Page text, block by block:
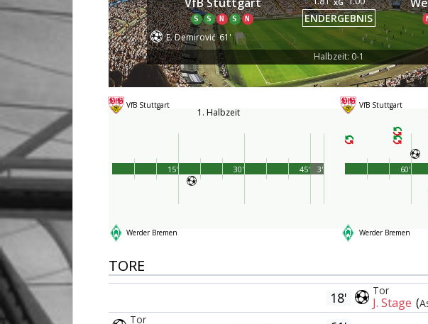
S S N S N ENDERGEBNIS
E. Demirović 61'
Halbzeit: 0-1
VfB Stuttgart
1. Halbzeit
Werder Bremen
45'
15' 30' 3'
VfB Stuttgart
Werder Bremen
60'
TORE
18' Tor
J. Stage (
Tor